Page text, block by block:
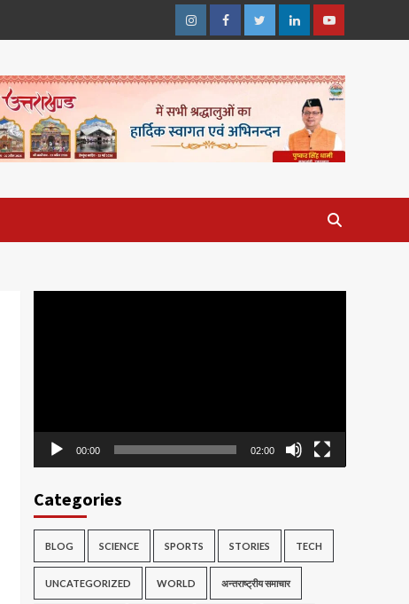
InstagramFacebookTwitterLinkedinYoutube
00:00 02:00
Categories
BLOG SCIENCE SPORTS STORIES TECH
UNCATEGORIZED WORLD अन्तराष्ट्रीय समाचार